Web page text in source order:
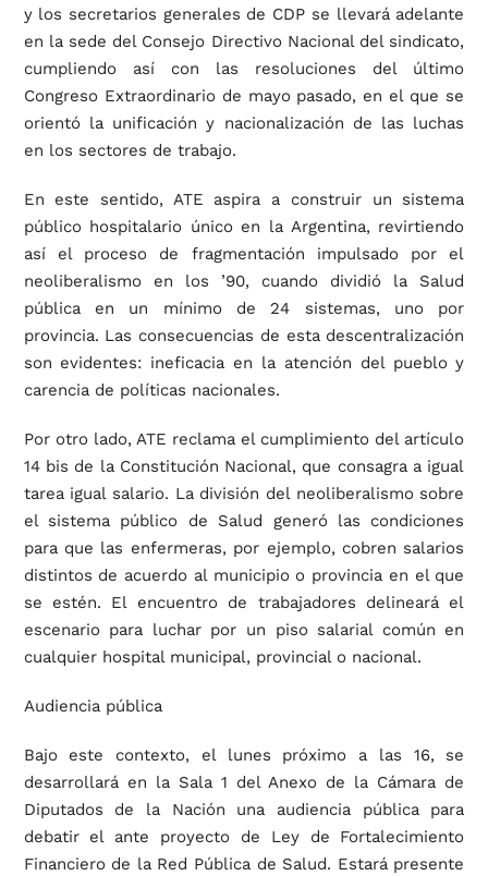
y los secretarios generales de CDP se llevará adelante
en la sede del Consejo Directivo Nacional del sindicato,
cumpliendo así con las resoluciones del último
Congreso Extraordinario de mayo pasado, en el que se
orientó la unificación y nacionalización de las luchas
en los sectores de trabajo.
En este sentido, ATE aspira a construir un sistema
público hospitalario único en la Argentina, revirtiendo
así el proceso de fragmentación impulsado por el
neoliberalismo en los ’90, cuando dividió la Salud
pública en un mínimo de 24 sistemas, uno por
provincia. Las consecuencias de esta descentralización
son evidentes: ineficacia en la atención del pueblo y
carencia de políticas nacionales.
Por otro lado, ATE reclama el cumplimiento del artículo
14 bis de la Constitución Nacional, que consagra a igual
tarea igual salario. La división del neoliberalismo sobre
el sistema público de Salud generó las condiciones
para que las enfermeras, por ejemplo, cobren salarios
distintos de acuerdo al municipio o provincia en el que
se estén. El encuentro de trabajadores delineará el
escenario para luchar por un piso salarial común en
cualquier hospital municipal, provincial o nacional.
Audiencia pública
Bajo este contexto, el lunes próximo a las 16, se
desarrollará en la Sala 1 del Anexo de la Cámara de
Diputados de la Nación una audiencia pública para
debatir el ante proyecto de Ley de Fortalecimiento
Financiero de la Red Pública de Salud. Estará presente